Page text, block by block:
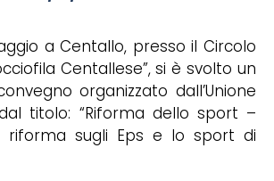
a Centallo, presso il Circolo
Centallese”, si è svolto un
organizzato dall’Unione
titolo: “Riforma dello sport –
riforma sugli Eps e lo sport di